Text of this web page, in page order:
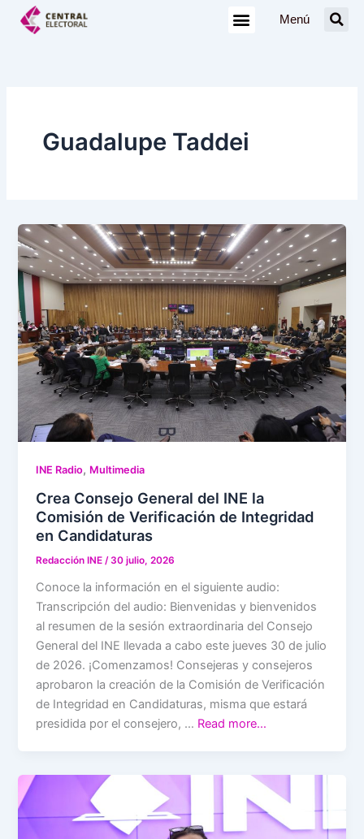
Menú
Guadalupe Taddei
INE Radio, Multimedia
Crea Consejo General del INE la
Comisión de Verificación de Integridad
en Candidaturas
Redacción INE/30 julio, 2026
Conoce la información en el siguiente audio:
Transcripción del audio: Bienvenidas y bienvenidos
al resumen de la sesión extraordinaria del Consejo
General del INE llevada a cabo este jueves 30 de julio
de 2026. ¡Comenzamos! Consejeras y consejeros
aprobaron la creación de la Comisión de Verificación
de Integridad en Candidaturas, misma que estará
presidida por el consejero, … Read more…